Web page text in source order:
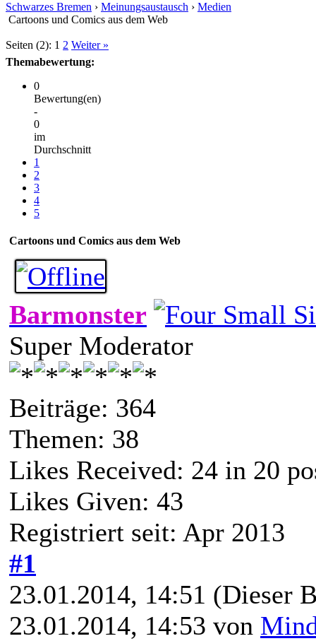
Schwarzes Bremen › Meinungsaustausch › Medien
Cartoons und Comics aus dem Web
Seiten (2): 1 2 Weiter »
Themabewertung:
0
Bewertung(en)
-
0
im
Durchschnitt
1
2
3
4
5
Cartoons und Comics aus dem Web
Barmonster
Super Moderator
Beiträge: 364
Themen: 38
Likes Received: 24 in 20
Likes Given: 43
Registriert seit: Apr 2013
#1
23.01.2014, 14:51 (Dieser
23.01.2014, 14:53 von